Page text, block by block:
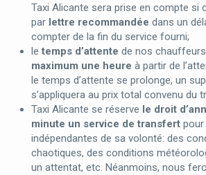
Taxi Alicante sera prise en compte si
par lettre recommandée dans un
compter de la fin du service fourni;
le temps d’attente de nos
maximum une heure à partir de
le temps d’attente se prolonge, un
s’appliquera au prix total convenu du
Taxi Alicante se réserve le droit
minute un service de transfert
indépendantes de sa volonté: des
chaotiques, des conditions
un attentat, etc. Néanmoins, nous